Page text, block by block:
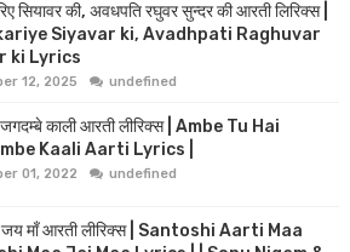
सियावर की, अवधपति रघुवर सुन्दर की आरती लिरिक्स |
Siyavar ki, Avadhpati Raghuvar
ki Lyrics
12, 2025 undefined
काली आरती लीरिक्स | Ambe Tu Hai
Kaali Aarti Lyrics |
01, 2022 undefined
जय माँ आरती लीरिक्स | Santoshi Aarti Maa